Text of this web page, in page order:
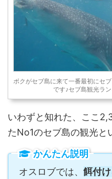
「海外旅行保険って、高いで
しょ？」ってアナタ！ はてな
クレジットカード付帯の海外
ボクがセブ島に来て一番最初にセ
です♪セブ島観光ラ
いわずと知れた、ここ
たNo1のセブ島の観光と
かんたん説明
オスロブでは、 餌付